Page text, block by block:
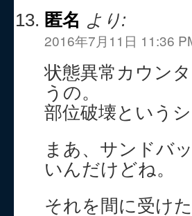
匿名 より:
2016年7月11日 11:36
状態異常カウン
うの。
部位破壊という
まあ、サンドバ
いんだけどね。
それを間に受け